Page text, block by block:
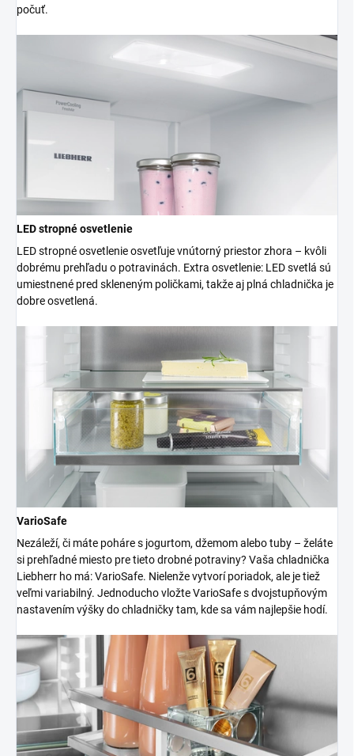
počuť.
LED stropné osvetlenie
LED stropné osvetlenie osvetľuje vnútorný priestor zhora – kvôli
dobrému prehľadu o potravinách. Extra osvetlenie: LED svetlá sú
umiestnené pred skleneným poličkami, takže aj plná chladnička je
dobre osvetlená.
VarioSafe
Nezáleží, či máte poháre s jogurtom, džemom alebo tuby – želáte
si prehľadné miesto pre tieto drobné potraviny? Vaša chladnička
Liebherr ho má: VarioSafe. Nielenže vytvorí poriadok, ale je tiež
veľmi variabilný. Jednoducho vložte VarioSafe s dvojstupňovým
nastavením výšky do chladničky tam, kde sa vám najlepšie hodí.